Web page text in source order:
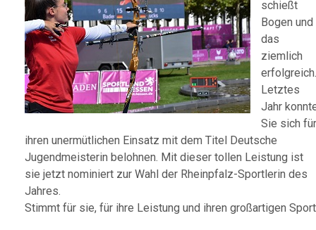
schießt
Bogen und
das
ziemlich
erfolgreich.
Letztes
Jahr
Sie sich für
ihren unermütlichen Einsatz mit dem Titel Deutsche
Jugendmeisterin belohnen. Mit dieser tollen Leistung ist
sie jetzt nominiert zur Wahl der Rheinpfalz-Sportlerin des
Jahres.
Stimmt für sie, für ihre Leistung und ihren großartigen